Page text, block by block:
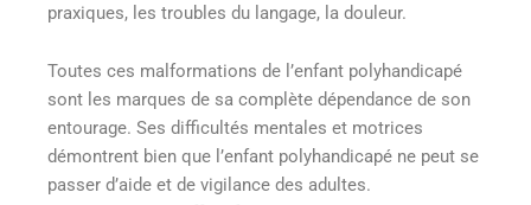
praxiques, les troubles du langage, la douleur.
Toutes ces malformations de l’enfant polyhandicapé
sont les marques de sa complète dépendance de son
entourage. Ses difficultés mentales et motrices
démontrent bien que l’enfant polyhandicapé ne peut se
passer d’aide et de vigilance des adultes.